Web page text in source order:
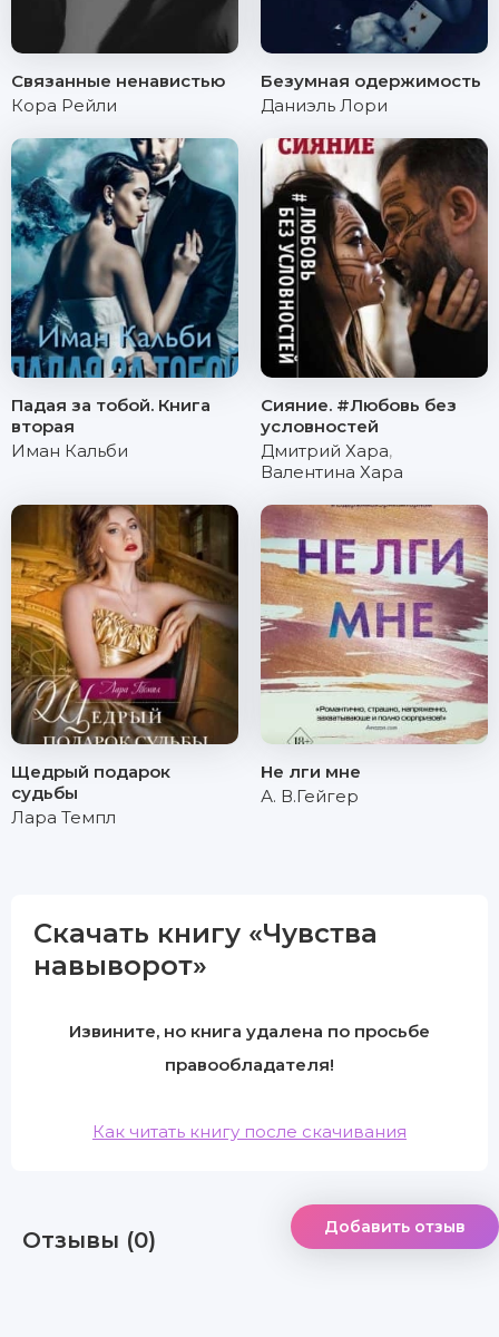
Связанные ненавистью
Кора Рейли
Безумная одержимость
Даниэль Лори
Падая за тобой. Книга
вторая
Иман Кальби
Сияние. #Любовь без
условностей
Дмитрий Хара,
Валентина Хара
Щедрый подарок
судьбы
Лара Темпл
Не лги мне
А. В.Гейгер
Скачать книгу «Чувства
навыворот»
Извините, но книга удалена по просьбе
правообладателя!
Как читать книгу после скачивания
Отзывы (0) Добавить отзыв